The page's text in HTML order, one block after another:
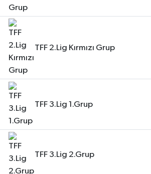
TFF 2.Lig Kırmızı Grup
TFF 3.Lig 1.Grup
TFF 3.Lig 2.Grup